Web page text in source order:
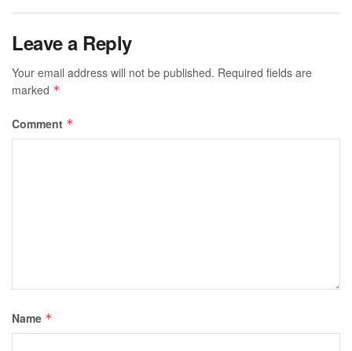
Leave a Reply
Your email address will not be published. Required fields are
marked *
Comment *
Name *